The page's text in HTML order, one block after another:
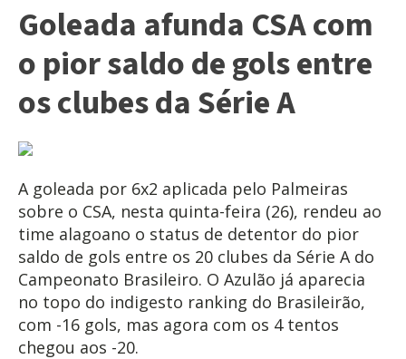
Goleada afunda CSA com
o pior saldo de gols entre
os clubes da Série A
A goleada por 6x2 aplicada pelo Palmeiras
sobre o CSA, nesta quinta-feira (26), rendeu ao
time alagoano o status de detentor do pior
saldo de gols entre os 20 clubes da Série A do
Campeonato Brasileiro. O Azulão já aparecia
no topo do indigesto ranking do Brasileirão,
com -16 gols, mas agora com os 4 tentos
chegou aos -20.